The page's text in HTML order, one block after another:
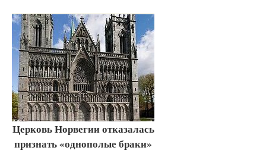
Церковь Норвегии отказалась
признать «однополые браки»